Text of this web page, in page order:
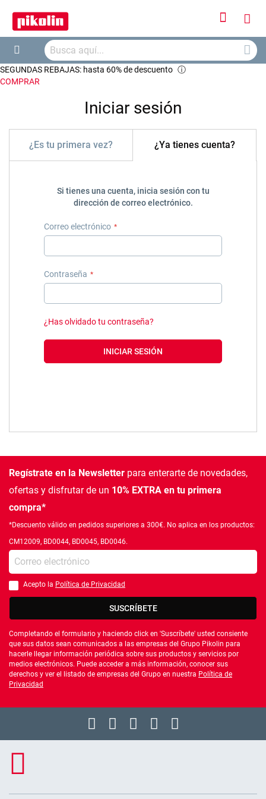
Iniciar
Buscar
SEGUNDAS REBAJAS: hasta 60% de descuento ⓘ
COMPRAR
Iniciar sesión
¿Es tu primera vez? ¿Ya tienes cuenta?
Si tienes una cuenta, inicia sesión con tu
dirección de correo electrónico.
Correo electrónico
Contraseña
¿Has olvidado tu contraseña?
INICIAR SESIÓN
Regístrate en la Newsletter para enterarte de novedades,
ofertas y disfrutar de un 10% EXTRA en tu primera
compra*
*Descuento válido en pedidos superiores a 300€. No aplica en los productos:
CM12009, BD0044, BD0045, BD0046.
Introduce tu e-mail
Debes aceptar la política de privacidad
Acepto la Política de Privacidad
SUSCRÍBETE
Completando el formulario y haciendo click en 'Suscríbete' usted consiente
que sus datos sean comunicados a las empresas del Grupo Pikolin para
hacerle llegar información periódica sobre sus productos y servicios por
medios electrónicos. Puede acceder a más información, conocer sus
derechos y ver el listado de empresas del Grupo en nuestra Política de
Privacidad